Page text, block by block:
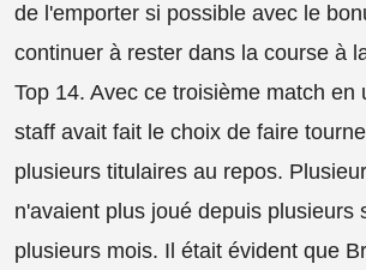
de l'emporter si possible avec le
continuer à rester dans la course à
Top 14. Avec ce troisième match en
staff avait fait le choix de faire
plusieurs titulaires au repos.
n'avaient plus joué depuis plusieurs
plusieurs mois. Il était évident que